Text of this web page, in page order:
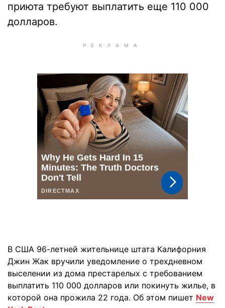
приюта требуют выплатить еще 110 000
долларов.
В США 96-летней жительнице штата Калифорния
Джин Жак вручили уведомление о трехдневном
выселении из дома престарелых с требованием
выплатить 110 000 долларов или покинуть жилье, в
которой она прожила 22 года. Об этом пишет New